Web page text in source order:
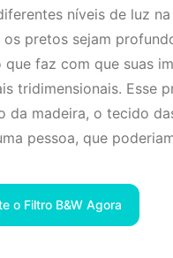
níveis de luz
os pretos sejam
que faz com que suas
tridimensionais. Esse
da madeira, o tecido
pessoa, que
o Filtro B&W Agora